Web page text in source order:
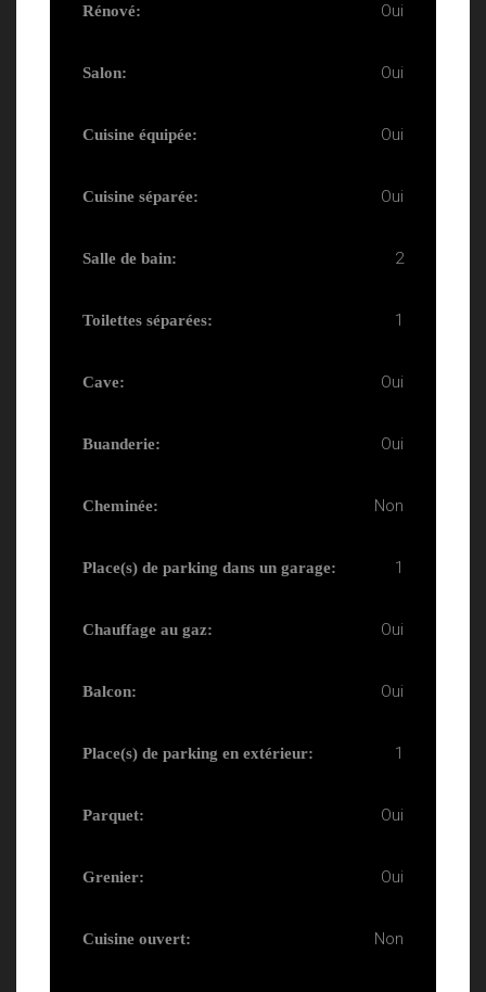
Rénové: Oui
Salon: Oui
Cuisine équipée: Oui
Cuisine séparée: Oui
Salle de bain: 2
Toilettes séparées: 1
Cave: Oui
Buanderie: Oui
Cheminée: Non
Place(s) de parking dans un garage: 1
Chauffage au gaz: Oui
Balcon: Oui
Place(s) de parking en extérieur: 1
Parquet: Oui
Grenier: Oui
Cuisine ouvert: Non